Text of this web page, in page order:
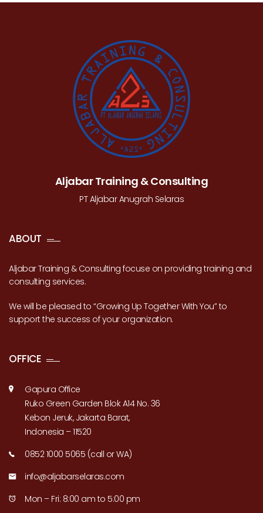
Aljabar Training & Consulting
PT Aljabar Anugrah Selaras
ABOUT
Aljabar Training & Consulting focuse on providing training and
consulting services.
We will be pleased to “Growing Up Together With You” to
support the success of your organization.
OFFICE
Gapura Office
Ruko Green Garden Blok A14 No. 36
Kebon Jeruk, Jakarta Barat,
Indonesia – 11520
0852 1000 5065 (call or WA)
info@aljabarselaras.com
Mon – Fri: 8:00 am to 5:00 pm